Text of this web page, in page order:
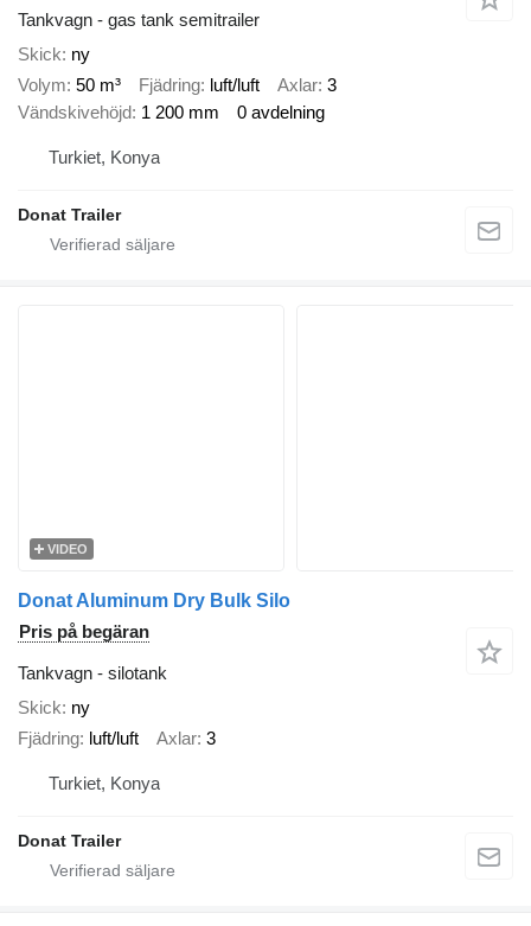
Tankvagn - gas tank semitrailer
Skick ny
Volym 50 m³ Fjädring luft/luft Axlar 3
Vändskivehöjd 1 200 mm 0 avdelning
Turkiet, Konya
Donat Trailer
VIDEO
Donat Aluminum Dry Bulk Silo
Pris på begäran
Tankvagn - silotank
Skick ny
Fjädring luft/luft Axlar 3
Turkiet, Konya
Donat Trailer